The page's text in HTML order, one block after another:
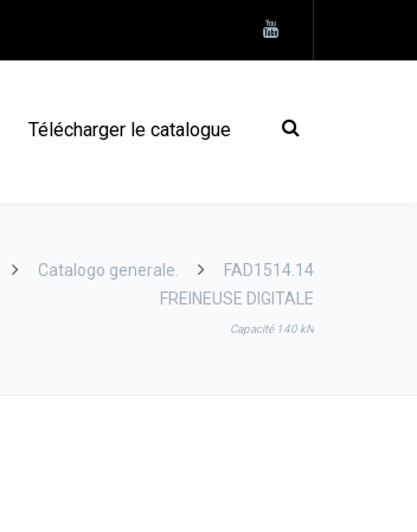
Télécharger le catalogue
Catalogo generale.
FAD1514.14
FREINEUSE DIGITALE
Capacité 140 kN